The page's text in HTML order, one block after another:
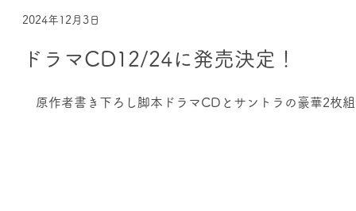
2024年12月3日
ドラマCD12/24に発売決定！
原作者書き下ろし脚本ドラマCDとサントラの豪華2枚